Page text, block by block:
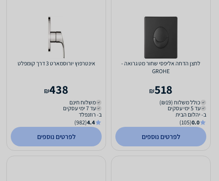
לחצן הדחה אליפסי שחור מט גרואה -
GROHE
518
₪
כולל משלוח (₪19)
עד 5 ימי עסקים
ב- יהלום הבית
0.0
(105)
לפרטים נוספים
אינטרפוץ יורוסמארט 3 דרך קומפלט
438
₪
משלוח חינם
עד 7 ימי עסקים
ב- רוזנפלד
4.4
(982)
לפרטים נוספים